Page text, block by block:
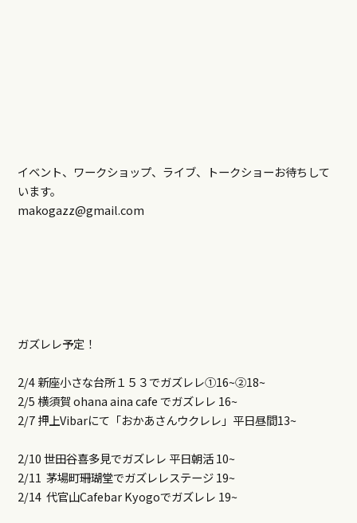
イベント、ワークショップ、ライブ、トークショーお待ちして
います。
makogazz@gmail.com
ガズレレ予定！
2/4 新座小さな台所１５３でガズレレ①16~②18~
2/5 横須賀 ohana aina cafe でガズレレ 16~
2/7 押上Vibarにて「おかあさんウクレレ」平日昼間13~
2/10 世田谷喜多見でガズレレ 平日朝活 10~
2/11 茅場町珊瑚堂でガズレレステージ 19~
2/14 代官山Cafebar Kyogoでガズレレ 19~